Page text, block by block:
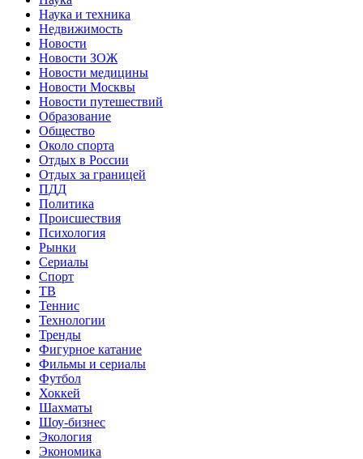
Наука и техника
Недвижимость
Новости
Новости ЗОЖ
Новости медицины
Новости Москвы
Новости путешествий
Образование
Общество
Около спорта
Отдых в России
Отдых за границей
ПДД
Политика
Происшествия
Психология
Рынки
Сериалы
Спорт
ТВ
Теннис
Технологии
Тренды
Фигурное катание
Фильмы и сериалы
Футбол
Хоккей
Шахматы
Шоу-бизнес
Экология
Экономика